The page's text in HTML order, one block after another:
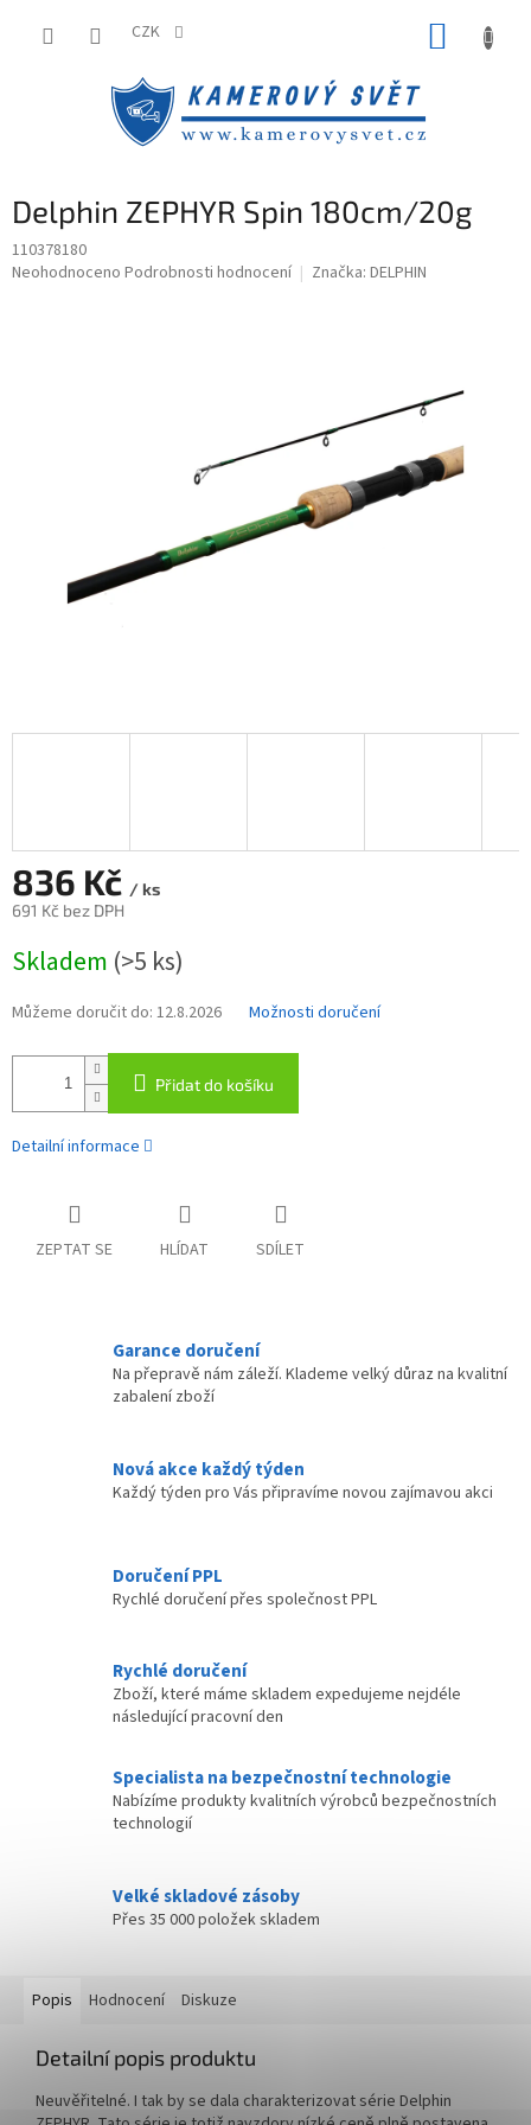
CZK
Delphin ZEPHYR Spin 180cm/20g
110378180
Průměrné
Neohodnoceno Podrobnosti hodnocení Značka: DELPHIN
836 Kč / ks
691 Kč bez DPH
cena:
Skladem (>5 ks)
Můžeme doručit do: 12.8.2026 Možnosti doručení
Přidat do košíku
Detailní informace
ZEPTAT SE HLÍDAT SDÍLET
Garance doručení
Na přepravě nám záleží. Klademe velký důraz na kvalitní
zabalení zboží
Nová akce každý týden
Každý týden pro Vás připravíme novou zajímavou akci
Doručení PPL
Rychlé doručení přes společnost PPL
Rychlé doručení
Zboží, které máme skladem expedujeme nejdéle
následující pracovní den
Specialista na bezpečnostní technologie
Nabízíme produkty kvalitních výrobců bezpečnostních
technologií
Velké skladové zásoby
Přes 35 000 položek skladem
Popis Hodnocení Diskuze
Detailní popis produktu
Neuvěřitelné. I tak by se dala charakterizovat série Delphin